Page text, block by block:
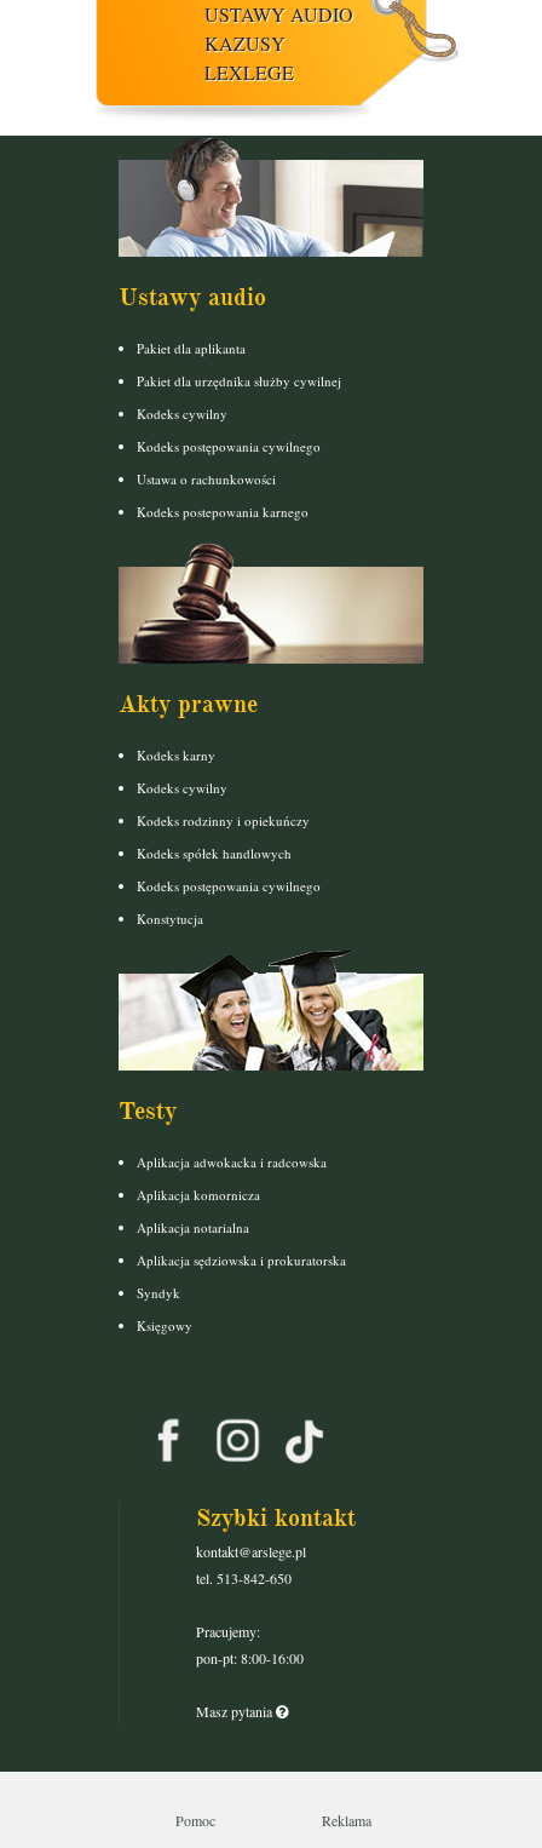
USTAWY AUDIO
KAZUSY
LEXLEGE
Ustawy audio
Pakiet dla aplikanta
Pakiet dla urzędnika służby cywilnej
Kodeks cywilny
Kodeks postępowania cywilnego
Ustawa o rachunkowości
Kodeks postepowania karnego
Akty prawne
Kodeks karny
Kodeks cywilny
Kodeks rodzinny i opiekuńczy
Kodeks spółek handlowych
Kodeks postępowania cywilnego
Konstytucja
Testy
Aplikacja adwokacka i radcowska
Aplikacja komornicza
Aplikacja notarialna
Aplikacja sędziowska i prokuratorska
Syndyk
Księgowy
Szybki kontakt
kontakt@arslege.pl
tel. 513-842-650
Pracujemy:
pon-pt: 8:00-16:00
Masz pytania
Pomoc Reklama